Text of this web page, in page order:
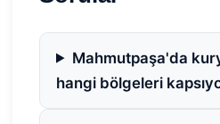
Mahmutpaşa'da
hangi bölgeleri